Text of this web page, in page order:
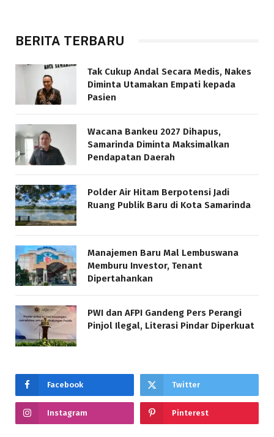
BERITA TERBARU
Tak Cukup Andal Secara Medis, Nakes
Diminta Utamakan Empati kepada
Pasien
Wacana Bankeu 2027 Dihapus,
Samarinda Diminta Maksimalkan
Pendapatan Daerah
Polder Air Hitam Berpotensi Jadi
Ruang Publik Baru di Kota Samarinda
Manajemen Baru Mal Lembuswana
Memburu Investor, Tenant
Dipertahankan
PWI dan AFPI Gandeng Pers Perangi
Pinjol Ilegal, Literasi Pindar Diperkuat
Facebook Twitter
Instagram Pinterest